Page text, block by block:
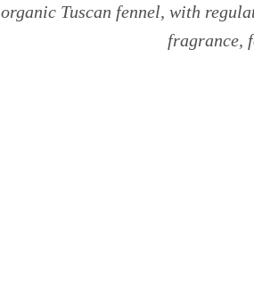
organic Tuscan fennel, with
fragrance,